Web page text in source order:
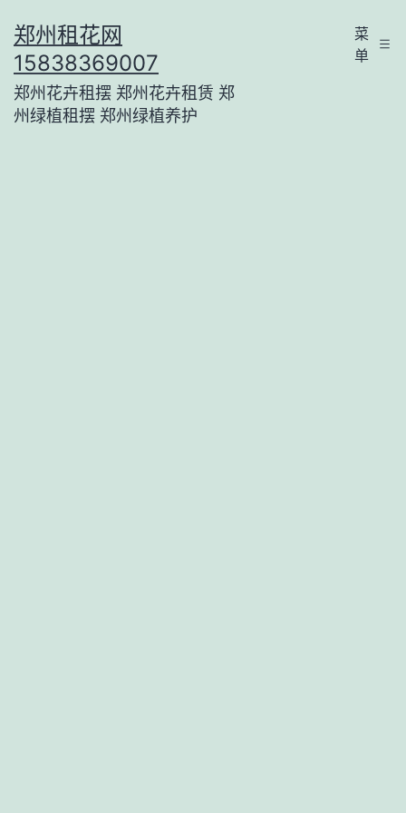
至
内
容
郑州租花网
15838369007
郑州花卉租摆 郑州花卉租赁 郑
州绿植租摆 郑州绿植养护
菜
单